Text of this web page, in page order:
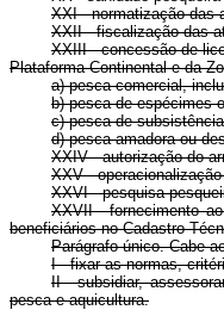
XXI - normatização das
XXII - fiscalização das
XXIII - concessão de
Plataforma Continental e da
a) pesca comercial,
b) pesca de espécimes
c) pesca de
d) pesca amadora ou
XXIV - autorização do
XXV -
XXVI - pesquisa
XXVII - fornecimento
beneficiários no Cadastro
Parágrafo único. Cabe
I - fixar as normas,
II - subsidiar,
pesca e aquicultura.